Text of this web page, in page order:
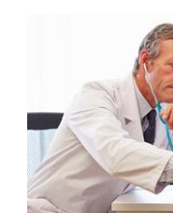
Contatti
Area Soci